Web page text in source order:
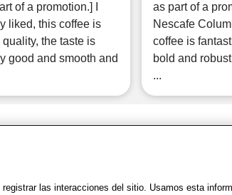
of a promotion.] I
liked, this coffee is
quality, the taste is
good and smooth and
as part of a
Nescafe
coffee is
bold and
...
| Mapa del sitio | Zona de Bienestar | © 1999 - 2026
las interacciones del sitio. Usamos esta